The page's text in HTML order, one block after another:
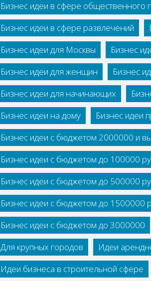
Бизнес идеи в сфере общественного
Бизнес идеи в сфере развлечений
Бизнес идеи для Москвы
Бизнес
Бизнес идеи для женщин
Бизнес
Бизнес идеи для начинающих
Бизнес идеи на дому
Бизнес идеи
Бизнес идеи с бюджетом 2000000 и
Бизнес идеи с бюджетом до 100000
Бизнес идеи с бюджетом до 500000
Бизнес идеи с бюджетом до 1500000
Бизнес идеи с бюджетом до 3000000
Для крупных городов
Идеи
Идеи бизнеса в строительной сфере